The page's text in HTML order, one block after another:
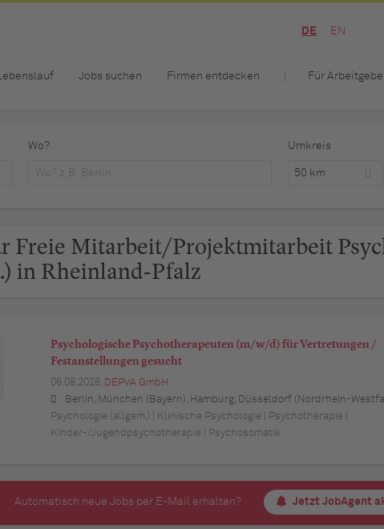
DE EN
Jobs suchen Firmen entdecken Für
Wo? Umkreis
50 km
Freie Mitarbeit/Projektmitarbeit
in Rheinland-Pfalz
Psychologische Psychotherapeuten (m/w/d) für Vertretungen /
Festanstellungen gesucht
06.08.2026, DEPVA GmbH
Berlin, München (Bayern), Hamburg, Düsseldorf (Nordrhein-Westfalen), Köln (Nordrhein-Westfalen), Essen (Nordrhein-Westfalen), Dortmund (Nordrhein-Westfalen), Stuttgart (Baden-Württemberg), Heilbronn (Baden-Württemberg), Hannover (Niedersachsen), Rostock (Mecklenburg-Vorpommern), Kiel (Schleswig-Holstein), Augsburg (Bayern), Nürnberg (Bayern), Frankfurt am Main (Hessen), Bremen, Schwerin (Mecklenburg-Vorpommern), Mainz (Rheinland-Pfalz), Saarbrücken (Saarland), Dresden (Sachsen), Magdeburg (Sachsen-Anhalt), Potsdam (Brandenburg), Erfurt (Thüringen), Würzburg (Bayern), Heilbronn
Psychologie (allgem.) | Klinische Psychologie | Psychotherapie |
Kinder-/Jugendpsychotherapie | Psychosomatik
Automatisch neue Jobs per E-Mail erhalten? Jetzt JobAgent